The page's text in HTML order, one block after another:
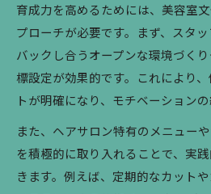
育成力を高めるためには、美容室
プローチが必要です。まず、スタ
バックし合うオープンな環境づく
標設定が効果的です。これにより
トが明確になり、モチベーション
また、ヘアサロン特有のメニュー
を積極的に取り入れることで、実
きます。例えば、定期的なカットや